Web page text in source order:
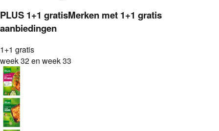
PLUS 1+1 gratisMerken met 1+1 gratis
aanbiedingen
1+1 gratis
week 32 en week 33